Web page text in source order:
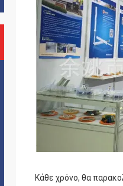
Κάθε χρόνο, θα